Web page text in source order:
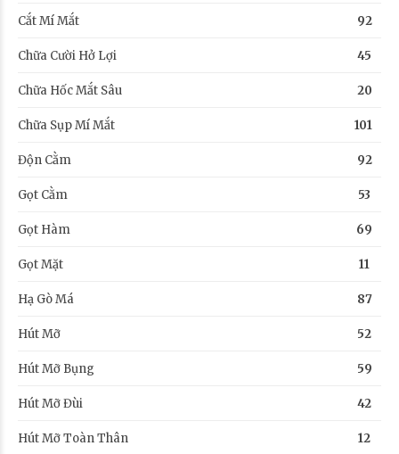
Cắt Mí Mắt 92
Chữa Cười Hở Lợi 45
Chữa Hốc Mắt Sâu 20
Chữa Sụp Mí Mắt 101
Độn Cằm 92
Gọt Cằm 53
Gọt Hàm 69
Gọt Mặt 11
Hạ Gò Má 87
Hút Mỡ 52
Hút Mỡ Bụng 59
Hút Mỡ Đùi 42
Hút Mỡ Toàn Thân 12